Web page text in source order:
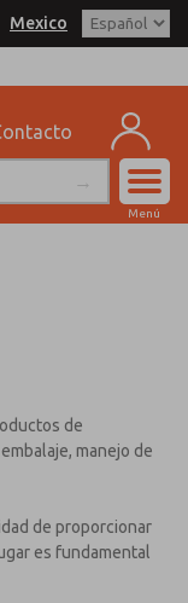
Mexico
Menú
de
manejo de
de proporcionar
es fundamental